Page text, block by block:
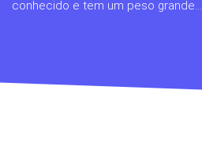
conhecido e tem um peso grande...